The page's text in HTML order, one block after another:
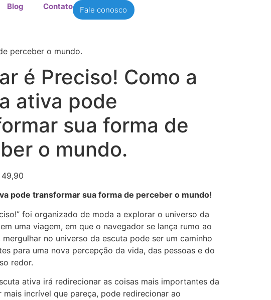
Blog Contato Fale conosco
perceber o mundo.
é Preciso! Como a
ativa pode
sua forma de
o mundo.
pode transformar sua forma de perceber o mundo!
foi organizado de moda a explorar o universo da
uma viagem, em que o navegador se lança rumo ao
no universo da escuta pode ser um caminho
para uma nova percepção da vida, das pessoas e do
redor.
ativa irá redirecionar as coisas mais importantes da
mais incrível que pareça, pode redirecionar ao